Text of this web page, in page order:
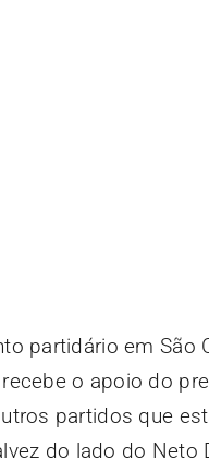
partidário em São
o apoio do
partidos que
do lado do Neto